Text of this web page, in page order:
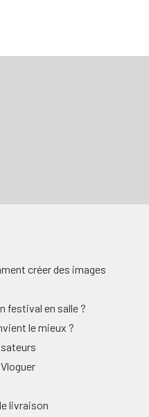
créer des images
festival en salle ?
le mieux ?
livraison